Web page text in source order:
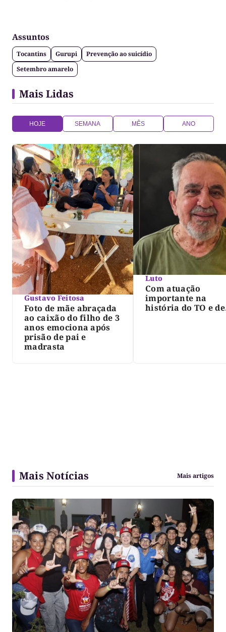
Assuntos
Tocantins Gurupi
Prevenção ao suicídio
Setembro amarelo
Mais Lidas
HOJE SEMANA MÊS ANO
Gustavo Feitosa
Foto de mãe abraçada
ao caixão do filho de 3
anos emociona após
prisão de pai e
madrasta
Luto
Com atuação
importante na
história do TO e de
Mais Notícias Mais artigos